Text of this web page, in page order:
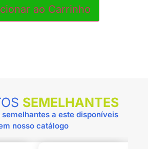
SEMELHANTES
a este disponíveis
nosso catálogo